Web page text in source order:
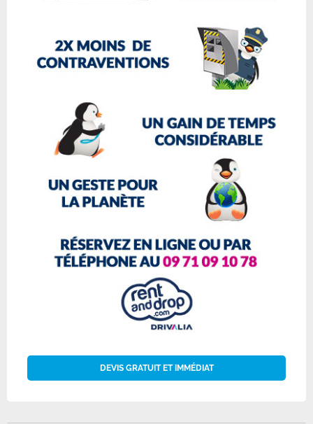
DEVIS GRATUIT ET IMMÉDIAT